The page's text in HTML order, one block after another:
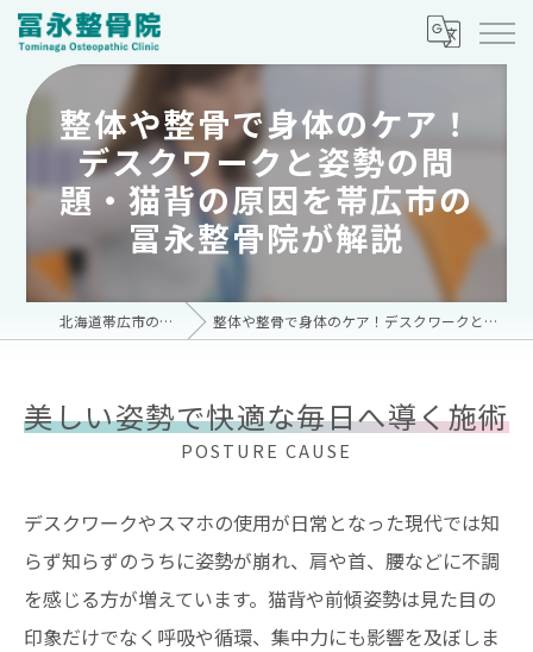
整体や整骨で身体のケア！
デスクワークと姿勢の問
題・猫背の原因を帯広市の
冨永整骨院が解説
北海道帯広市の整骨院なら冨永整骨院 整体や整骨で身体のケア！デスクワークと姿勢の問題・猫背の原因を帯広市の冨永整骨院が解説
美しい姿勢で快適な毎日へ導く施術
POSTURE CAUSE
デスクワークやスマホの使用が日常となった現代では知
らず知らずのうちに姿勢が崩れ、肩や首、腰などに不調
を感じる方が増えています。猫背や前傾姿勢は見た目の
印象だけでなく呼吸や循環、集中力にも影響を及ぼしま